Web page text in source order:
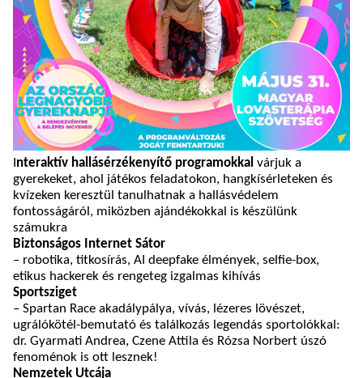
nteraktív hallásérzékenyítő programokkal várjuk a
gyerekeket, ahol játékos feladatokon, hangkísérleteken és
kvízeken keresztül tanulhatnak a hallásvédelem
fontosságáról, miközben ajándékokkal is készülünk
számukra
Biztonságos Internet Sátor
– robotika, titkosírás, AI deepfake élmények, selfie-box,
etikus hackerek és rengeteg izgalmas kihívás
Sportsziget
– Spartan Race akadálypálya, vívás, lézeres lövészet,
ugrálókötél-bemutató és találkozás legendás sportolókkal:
dr. Gyarmati Andrea, Czene Attila és Rózsa Norbert úszó
fenoménok is ott lesznek!
Nemzetek Utcája